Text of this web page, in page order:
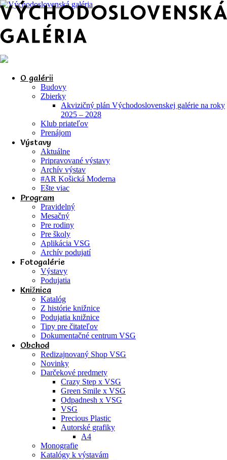
O galérii
Budovy
Zbierky
Akvizičný plán Východoslovenskej galérie na roky
2025 – 2028
Klub priateľov
Prenájom
Výstavy
Aktuálne
Pripravované výstavy
Archív výstav
#AR Košická Moderna
Ešte viac
Program
Pravidelný
Mesačný
Pre rodiny
Pre školy
Aplikácia VSG
Archív podujatí
Fotogalérie
Výstavy
Podujatia
Knižnica
Katalóg
Z histórie knižnice
Podujatia knižnice
Tipy pre čitateľov
Dokumentačné centrum VSG
Obchod
Redizajnovaný Shop VSG
Novinky
Darčekové predmety
Crazy Step x VSG
Green Smile x VSG
Odpadnesh x VSG
VSG
Precious Plastic
Autorské grafiky
A4
Monografie
Katalógy k výstavám